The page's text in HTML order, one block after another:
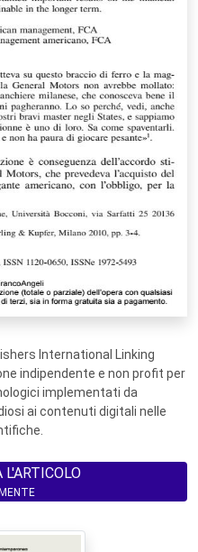
International Linking
indipendente e non profit per
implementati da
ai contenuti digitali nelle
L'ARTICOLO